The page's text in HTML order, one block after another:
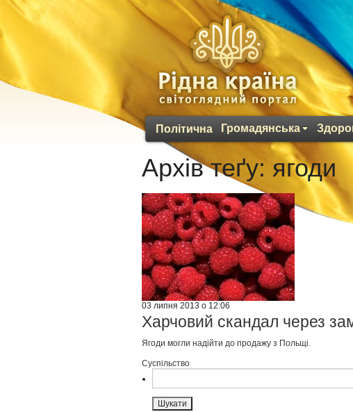
Політична Громадянська
Архів теґу: ягоди
03 липня 2013 о 12:06
Харчовий скандал через
Ягоди могли надійти до продажу з Польщі.
Суспільство